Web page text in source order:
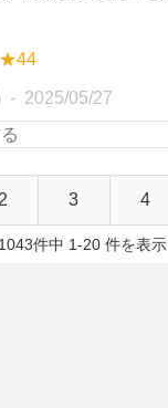
★44
2025/05/27
2 3 4
件中 1-20 件を表示